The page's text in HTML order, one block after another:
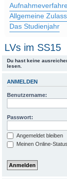
Allgemeine
Das Studienjahr
LVs im SS15
Du hast keine
lesen.
ANMELDEN
Benutzername:
Passwort:
Angemeldet bleiben
Meinen Online-